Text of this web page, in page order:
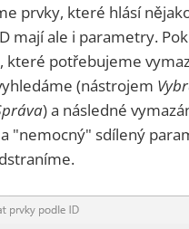
prvky, které hlásí
mají ale i parametry.
které potřebujeme
(nástrojem
) a následné
"nemocný" sdílený